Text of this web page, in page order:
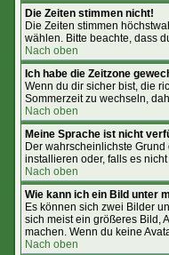
Die Zeiten stimmen nicht!
Die Zeiten stimmen
wählen. Bitte beachte, dass
Nach oben
Ich habe die Zeitzone
Wenn du dir sicher bist, die
Sommerzeit zu wechseln,
Nach oben
Meine Sprache ist nicht
Der wahrscheinlichste
installieren oder, falls es
Nach oben
Wie kann ich ein Bild unter
Es können sich zwei Bilder
sich meist ein größeres Bild,
machen. Wenn du keine
Nach oben